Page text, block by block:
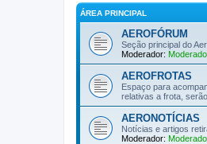
ÁREA PRINCIPAL
AEROFÓRUM
Seção principal do
Moderador:
AEROFROTAS
Espaço para
relativas a frota,
AERONOTÍCIAS
Notícias e artigos
Moderador: